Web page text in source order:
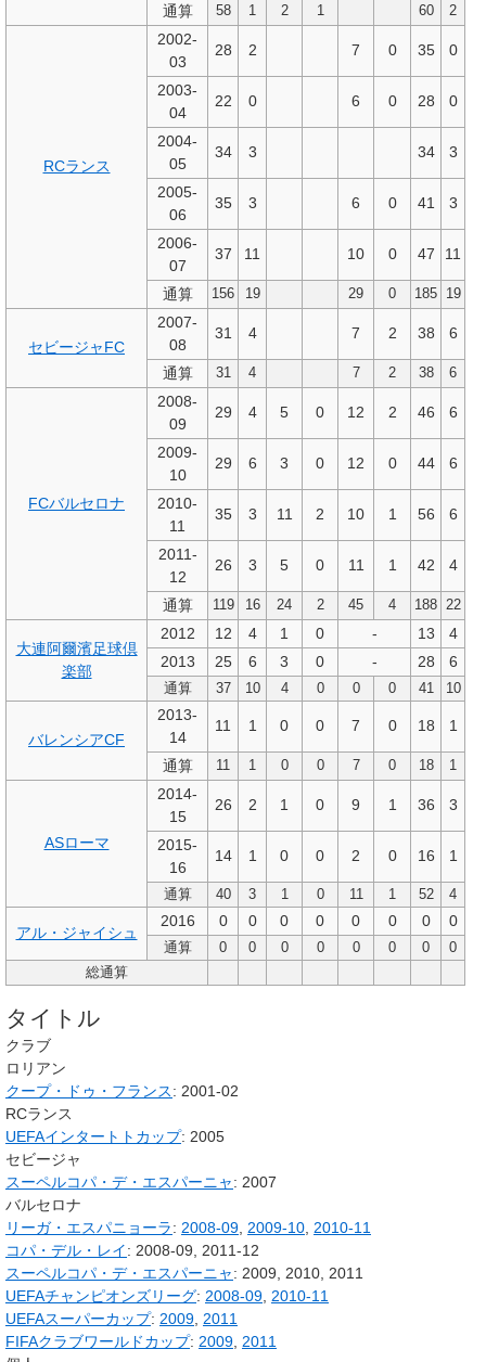
通算 58 1 2 1 60 2
RCランス
2002-
03
28 2 7 0 35 0
2003-
04
22 0 6 0 28 0
2004-
05
34 3 34 3
2005-
06
35 3 6 0 41 3
2006-
07
37 11 10 0 47 11
通算 156 19 29 0 185 19
セビージャFC
2007-
08
31 4 7 2 38 6
通算 31 4 7 2 38 6
FCバルセロナ
2008-
09
29 4 5 0 12 2 46 6
2009-
10
29 6 3 0 12 0 44 6
2010-
11
35 3 11 2 10 1 56 6
2011-
12
26 3 5 0 11 1 42 4
通算 119 16 24 2 45 4 188 22
大連阿爾濱足球倶
楽部
2012 12 4 1 0 - 13
4
2013
25 6 3 0 - 28 6
通算 37 10 4 0 0 0 41 10
バレンシアCF
2013-
14
11 1 0 0 7 0 18 1
通算 11 1 0 0 7 0 18 1
ASローマ
2014-
15
26 2 1 0 9 1 36 3
2015-
16
14 1 0 0 2 0 16 1
通算 40 3 1 0 11 1 52 4
アル・ジャイシュ
2016 0 0 0 0 0 0 0 0
通算 0 0 0 0 0 0 0
0
総通算
タイトル
クラブ
ロリアン
クープ・ドゥ・フランス: 2001-02
RCランス
UEFAインタートトカップ: 2005
セビージャ
スーペルコパ・デ・エスパーニャ: 2007
バルセロナ
リーガ・エスパニョーラ: 2008-09 2009-10 2010-11
コパ・デル・レイ: 2008-09, 2011-12
スーペルコパ・デ・エスパーニャ: 2009, 2010, 2011
UEFAチャンピオンズリーグ: 2008-09 2010-11
UEFAスーパーカップ: 2009 2011
FIFAクラブワールドカップ: 2009 2011